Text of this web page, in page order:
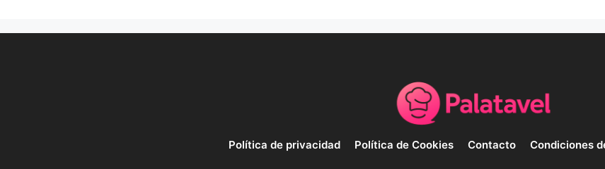
Política de privacidad Política de Cookies Contacto Condiciones